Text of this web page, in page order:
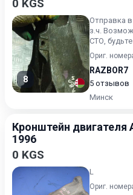
0 KGS
8
Отправка
з.ч.
СТО,
Ориг.
RAZBOR7
5 отзывов
Минск
Кронштейн двигателя
1996
0 KGS
L
Ориг.